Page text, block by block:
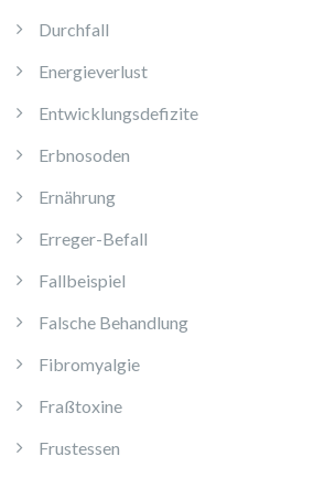
Durchfall
Energieverlust
Entwicklungsdefizite
Erbnosoden
Ernährung
Erreger-Befall
Fallbeispiel
Falsche Behandlung
Fibromyalgie
Fraßtoxine
Frustessen